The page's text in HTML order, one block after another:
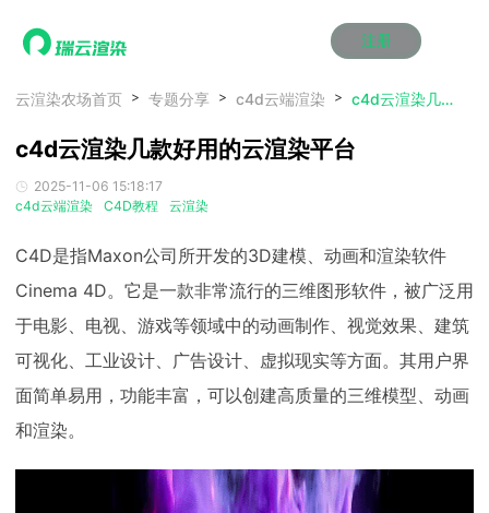
注册
首页
产品服务
云制作
云渲染管理系统
AI视频插帧
云制作
云渲染管理系统
AI视频插帧
云制作
云渲染管理系统
AI视频插帧
云制作
云渲染管理系统
AI视频插帧
云制作
云渲染管理系统
AI视频插帧
云制作
云渲染管理系统
AI视频插帧
解决方案
Maya云渲染方案
3ds Max云渲染方案
Blender 云渲染方案
Maya AI渲染方案
Maya云渲染方案
3ds Max云渲染方案
Blender 云渲染方案
Maya AI渲染方案
Maya云渲染方案
3ds Max云渲染方案
Blender 云渲染方案
Maya AI渲染方案
Maya云渲染方案
3ds Max云渲染方案
Blender 云渲染方案
Maya AI渲染方案
Maya云渲染方案
3ds Max云渲染方案
Blender 云渲染方案
Maya AI渲染方案
Maya云渲染方案
3ds Max云渲染方案
Blender 云渲染方案
Maya AI渲染方案
价格
效果图价格
云制作价格
效果图价格
云制作价格
效果图价格
云制作价格
效果图价格
云制作价格
效果图价格
云制作价格
效果图价格
云制作价格
资讯&赛事
新闻资讯
渲染百科
渲染大赛
新闻资讯
渲染百科
渲染大赛
新闻资讯
渲染百科
渲染大赛
新闻资讯
渲染百科
渲染大赛
新闻资讯
渲染百科
渲染大赛
新闻资讯
渲染百科
渲染大赛
云渲染优惠攻略
青云平台
云渲染优惠攻略
青云平台
云渲染优惠攻略
青云平台
云渲染优惠攻略
青云平台
云渲染优惠攻略
青云平台
云渲染优惠攻略
青云平台
关于我们
云渲染农场首页 专题分享 c4d云端渲染 c4d云渲染几款好用的云渲染平台
c4d云渲染几款好用的云渲染平台
2025-11-06 15:18:17
c4d云端渲染
C4D教程 云渲染
C4D是指Maxon公司所开发的3D建模、动画和渲染软件
Cinema 4D。它是一款非常流行的三维图形软件，被广泛用
于电影、电视、游戏等领域中的动画制作、视觉效果、建筑
可视化、工业设计、广告设计、虚拟现实等方面。其用户界
面简单易用，功能丰富，可以创建高质量的三维模型、动画
和渲染。